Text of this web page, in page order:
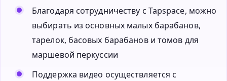
Благодаря сотрудничеству с Tapspace, можно
выбирать из основных малых барабанов,
тарелок, басовых барабанов и томов для
маршевой перкуссии
Поддержка видео осуществляется с